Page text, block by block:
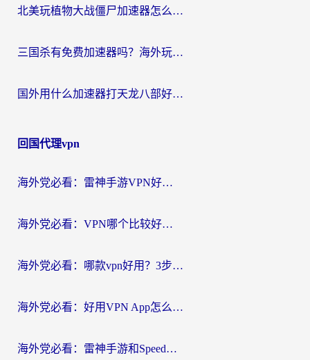
北美玩植物大战僵尸加速器怎么选？2026海外党必看的国服游戏加速指南
三国杀有免费加速器吗？海外玩家国服畅玩终极指南（附泰国南非专属解决方案）
国外用什么加速器打天龙八部好？2026海外玩家国服游戏加速全攻略
回国代理vpn
海外党必看：雷神手游VPN好用吗？和天速回国VPN对比哪个回国效果更好？附实用加速器选择指南
海外党必看：VPN哪个比较好用？3分钟找到适合你的回国加速方案
海外党必看：哪款vpn好用？3步选对回国加速器，无缝刷剧玩游戏
海外党必看：好用VPN App怎么选？3步教你无缝访问国内资源
海外党必看：雷神手游和SpeedCN好用吗？3招选对回国加速器无缝刷国内资源